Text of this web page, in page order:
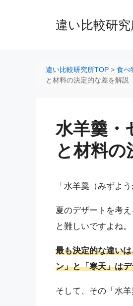
違い比較研究
違い比較研究所TOP > 食べ
と材料の決定的な差を解説
水羊羹・
と材料の
「水羊羹（みずよ
夏のデザートを考
と難しいですよね。
最も決定的な違い
ン」と「寒天」は
そして、その「水